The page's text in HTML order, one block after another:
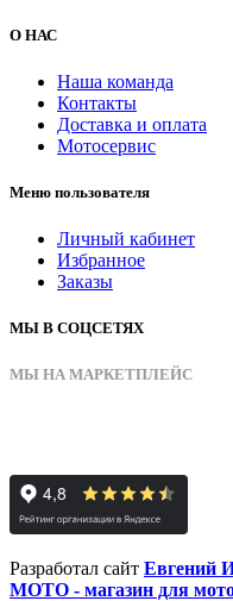
О НАС
Наша команда
Контакты
Доставка и оплата
Мотосервис
Меню пользователя
Личный кабинет
Избранное
Заказы
МЫ В СОЦСЕТЯХ
МЫ НА МАРКЕТПЛЕЙС
Разработал сайт Евгений
МОТО - магазин для